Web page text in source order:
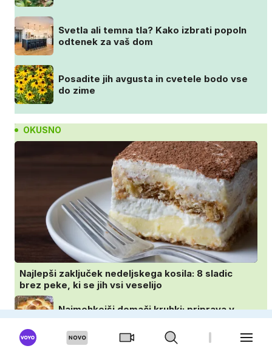
Svetla ali temna tla? Kako izbrati popoln
odtenek za vaš dom
Posadite jih avgusta in cvetele bodo vse
do zime
OKUSNO
Najlepši zaključek nedeljskega kosila: 8 sladic
brez peke, ki se jih vsi veselijo
Najmehkejši domači kruhki: priprava v
ponvi je trik za popoln rezultat